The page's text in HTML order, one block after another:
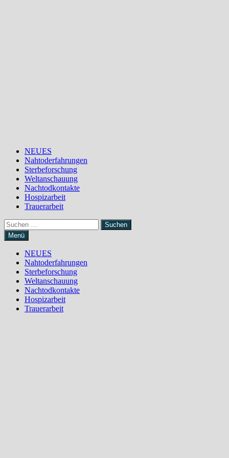
NEUES
Nahtoderfahrungen
Sterbeforschung
Weltanschauung
Nachtodkontakte
Hospizarbeit
Trauerarbeit
Suchen
nach:
Menü
NEUES
Nahtoderfahrungen
Sterbeforschung
Weltanschauung
Nachtodkontakte
Hospizarbeit
Trauerarbeit